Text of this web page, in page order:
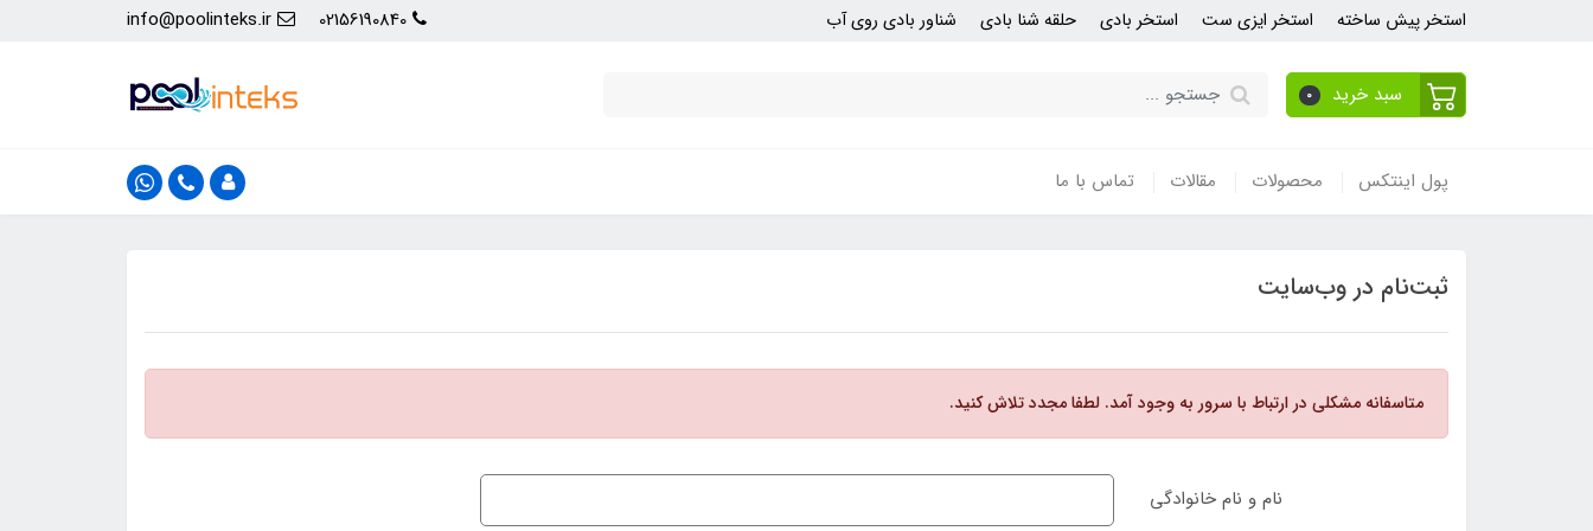
استخر پیش ساخته استخر ایزی ست استخر بادی حلقه شنا بادی شناور بادی روی آب 02156190840
info@poolinteks.ir
سبد خرید 0
پول اینتکس محصولات مقالات تماس با ما
ثبت‌نام در وب‌سایت
متاسفانه مشکلی در ارتباط با سرور به وجود آمد. لطفا مجدد تلاش کنید.
نام و نام خانوادگی